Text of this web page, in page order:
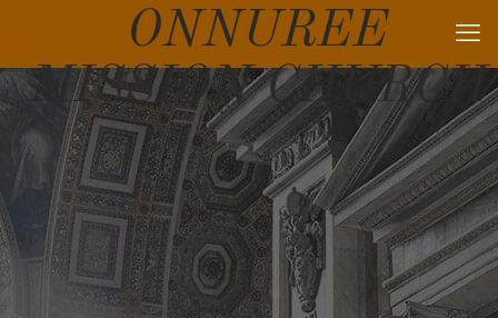
ONNUREE
MISSION CHURCH